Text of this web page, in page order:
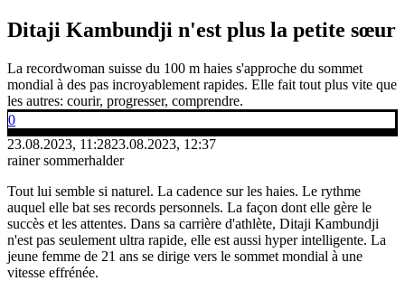
Ditaji Kambundji n'est plus la petite sœur
La recordwoman suisse du 100 m haies s'approche du sommet
mondial à des pas incroyablement rapides. Elle fait tout plus vite que
les autres: courir, progresser, comprendre.
0
23.08.2023, 11:2823.08.2023, 12:37
rainer sommerhalder
Tout lui semble si naturel. La cadence sur les haies. Le rythme
auquel elle bat ses records personnels. La façon dont elle gère le
succès et les attentes. Dans sa carrière d'athlète, Ditaji Kambundji
n'est pas seulement ultra rapide, elle est aussi hyper intelligente. La
jeune femme de 21 ans se dirige vers le sommet mondial à une
vitesse effrénée.